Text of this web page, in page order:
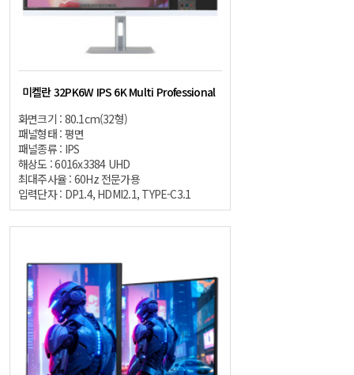
미켈란 32PK6W IPS 6K Multi Professional
화면크기 : 80.1cm(32형)
패널형태 : 평면
패널종류 : IPS
해상도 : 6016x3384 UHD
최대주사율 : 60Hz 전문가용
입력단자 : DP1.4, HDMI2.1, TYPE-C3.1